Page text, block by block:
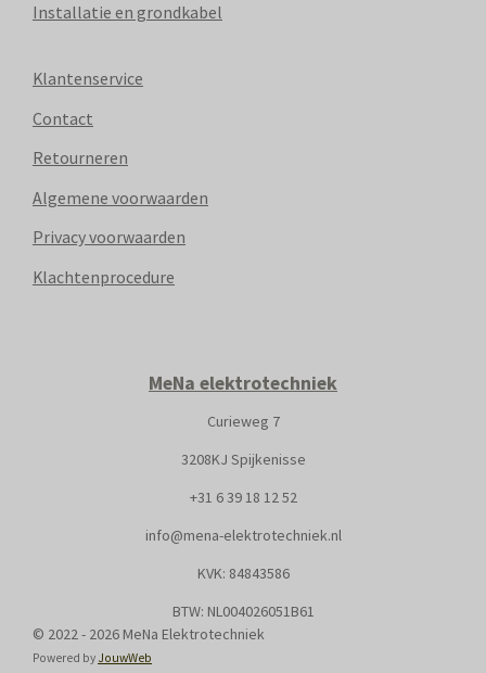
Installatie en grondkabel
Klantenservice
Contact
Retourneren
Algemene voorwaarden
Privacy voorwaarden
Klachtenprocedure
MeNa elektrotechniek
Curieweg 7
3208KJ Spijkenisse
+31 6 39 18 12 52
info@mena-elektrotechniek.nl
KVK: 84843586
BTW: NL004026051B61
© 2022 - 2026 MeNa Elektrotechniek
Powered by JouwWeb